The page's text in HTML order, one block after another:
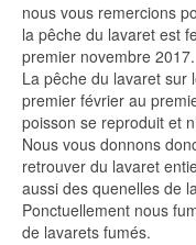
nous vous remercions
la pêche du lavaret est
premier novembre 2017.
La pêche du lavaret sur
premier février au
poisson se reproduit et
Nous vous donnons
retrouver du lavaret
aussi des quenelles de
Ponctuellement nous
de lavarets fumés.